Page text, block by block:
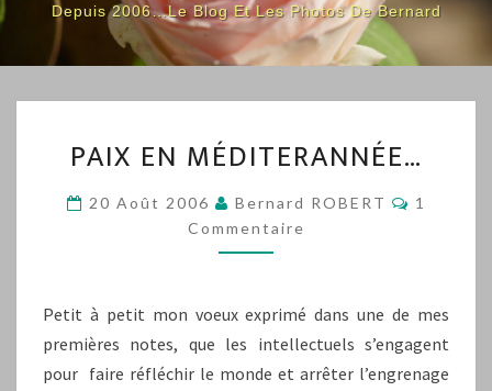
Depuis 2006…Le Blog Et Les Photos De Bernard
EN
PAIX EN MÉDITERANNÉE…
20 Août 2006 Bernard ROBERT
1
Commentaire
Petit à petit mon voeux exprimé dans une de mes
premières notes, que les intellectuels s’engagent
pour faire réfléchir le monde et arrêter l’engrenage